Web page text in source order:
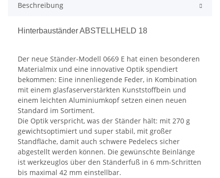
Beschreibung
Hinterbauständer ABSTELLHELD 18
Der neue Ständer-Modell 0669 E hat einen besonderen
Materialmix und eine innovative Optik spendiert
bekommen: Eine innenliegende Feder, in Kombination
mit einem glasfaserverstärkten Kunststoffbein und
einem leichten Aluminiumkopf setzen einen neuen
Standard im Sortiment.
Die Optik verspricht, was der Ständer hält: mit 270 g
gewichtsoptimiert und super stabil, mit großer
Standfläche, damit auch schwere Pedelecs sicher
abgestellt werden können. Die gewünschte Beinlänge
ist werkzeuglos über den Ständerfuß in 6 mm-Schritten
bis maximal 42 mm einstellbar.